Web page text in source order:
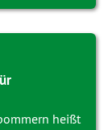
heißt